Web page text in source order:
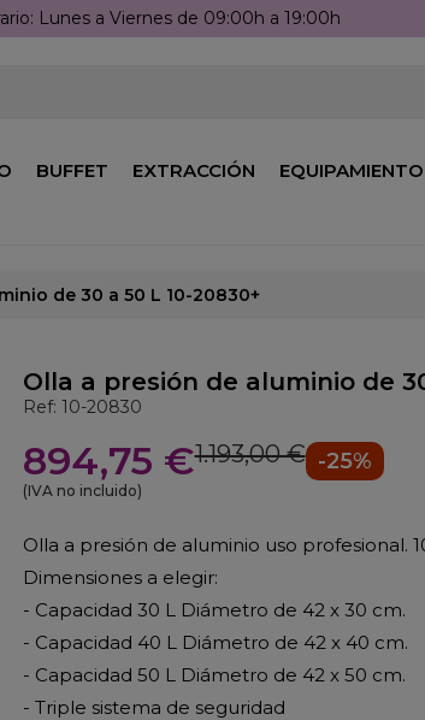
Lunes a Viernes de 09:00h a 19:00h
BUFFET EXTRACCIÓN EQUIPAMIENTO
de 30 a 50 L 10-20830+
Olla a presión de aluminio de
Ref: 10-20830
894,75 €1.193,00 € -25%
(IVA no incluido)
Olla a presión de aluminio uso profesional.
Dimensiones a elegir:
- Capacidad 30 L Diámetro de 42 x 30 cm.
- Capacidad 40 L Diámetro de 42 x 40 cm.
- Capacidad 50 L Diámetro de 42 x 50 cm.
- Triple sistema de seguridad